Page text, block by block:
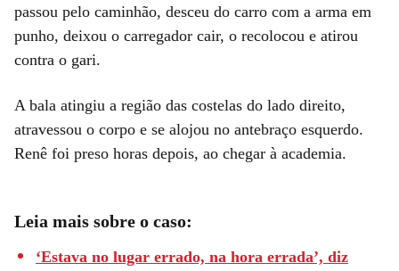
passou pelo caminhão, desceu do carro com a arma em
punho, deixou o carregador cair, o recolocou e atirou
contra o gari.
A bala atingiu a região das costelas do lado direito,
atravessou o corpo e se alojou no antebraço esquerdo.
Renê foi preso horas depois, ao chegar à academia.
Leia mais sobre o caso:
‘Estava no lugar errado, na hora errada’, diz